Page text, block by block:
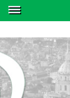
GIFT
OTHER